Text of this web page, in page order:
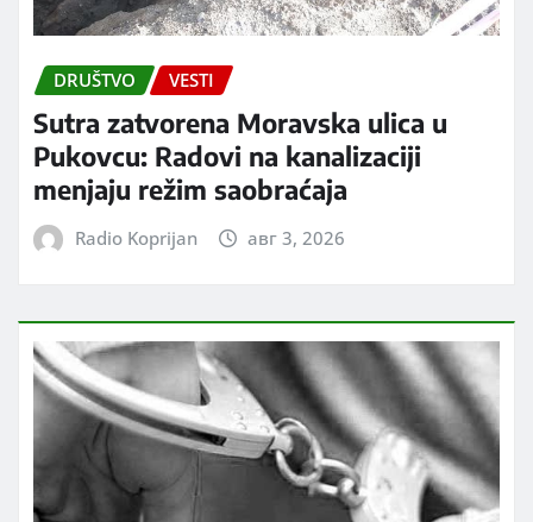
DRUŠTVO VESTI
Sutra zatvorena Moravska ulica u
Pukovcu: Radovi na kanalizaciji
menjaju režim saobraćaja
Radio Koprijan авг 3, 2026